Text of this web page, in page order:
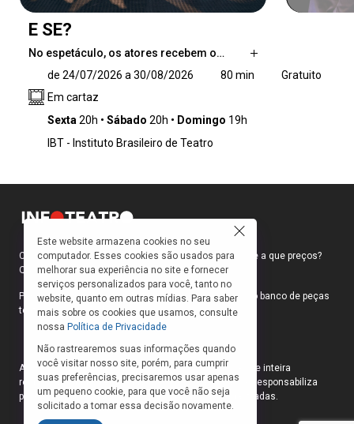
E SE?
No espetáculo, os atores recebem o…
em cena, com luzes acesas e portas abertas,
para que todos entrem juntos no jogo teatral.
A cidade não figura como o “lado de fora” do
estrutura que alterna cenas curtas, conversas,
ao público. Apesar dos temas densos, os
emocionam e levam reflexões ao público, já
que são temas que geram forte identificação
em quem vive na metrópole
de 24/07/2026 a 30/08/2026 80 min
Gratuito
Em cartaz
Sexta 20h Sábado 20h Domingo 19h
IBT - Instituto Brasileiro de Teatro
Como faço para ir ao teatro? Onde compro ingressos e a que preços?
Quais peças estão em cartaz?
Para responder a essas e outras perguntas, criamos o banco de peças
teatrais do INFOTEATRO.
As informações das peças cadastradas no site são de inteira
responsabilidade das produções. O Infoteatro não se responsabiliza
pela atualização das informações das peças cadastradas.
Este website armazena cookies no seu
computador. Esses cookies são usados para
melhorar sua experiência no site e fornecer
serviços personalizados para você, tanto no
website, quanto em outras mídias. Para saber
mais sobre os cookies que usamos, consulte
nossa Política de Privacidade
Não rastrearemos suas informações quando
você visitar nosso site, porém, para cumprir
suas preferências, precisaremos usar apenas
um pequeno cookie, para que você não seja
solicitado a tomar essa decisão novamente.